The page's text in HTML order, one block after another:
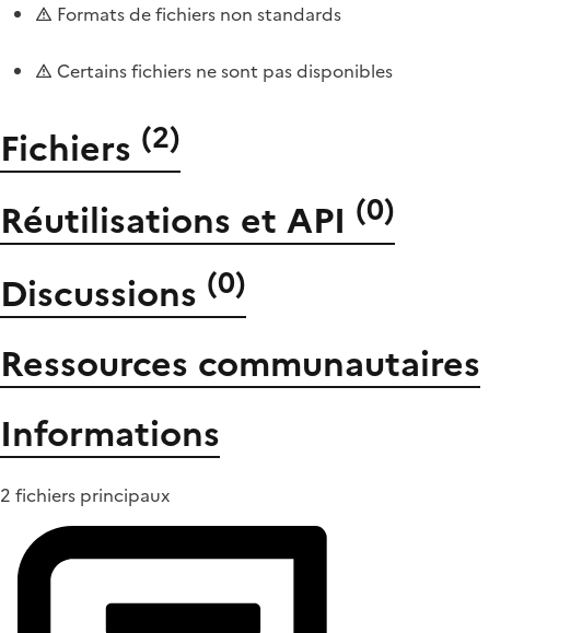
Formats de fichiers non standards
Certains fichiers ne sont pas disponibles
Fichiers (2)
Réutilisations et API (0)
Discussions (0)
Ressources communautaires
Informations
2 fichiers principaux